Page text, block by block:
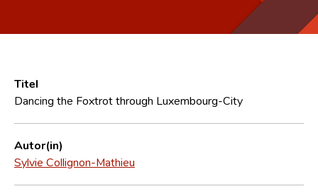
Häufige Fragen und Antworten
CNL
Forschungsgruppe
Kontakt
Titel
Dancing the Foxtrot through Luxembourg-City
Autor(in)
Sylvie Collignon-Mathieu